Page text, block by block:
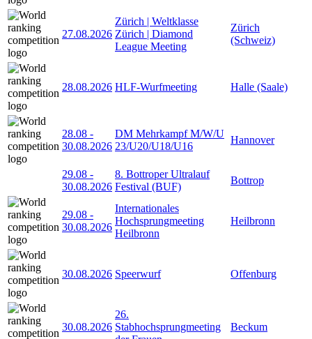
27.08.2026
Zürich | Weltklasse
Zürich | Diamond
League Meeting
Zürich
(Schweiz)
28.08.2026 HLF-Wurfmeeting Halle (Saale)
28.08 -
30.08.2026
DM Mehrkampf M/W/U
23/U20/U18/U16
Hannover
29.08 -
30.08.2026
8. Bottroper Ultralauf
Festival (BUF)
Bottrop
29.08 -
30.08.2026
Internationales
Hochsprungmeeting
Heilbronn
Heilbronn
30.08.2026 Speerwurf Offenburg
30.08.2026
26.
Stabhochsprungmeeting
Beckum